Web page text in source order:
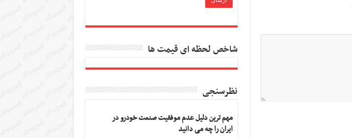
شاخص لحظه ای قیمت ها
نظرسنجی
مهم ترین دلیل عدم موفقیت صنعت خودرو در
ایران را چه می دانید